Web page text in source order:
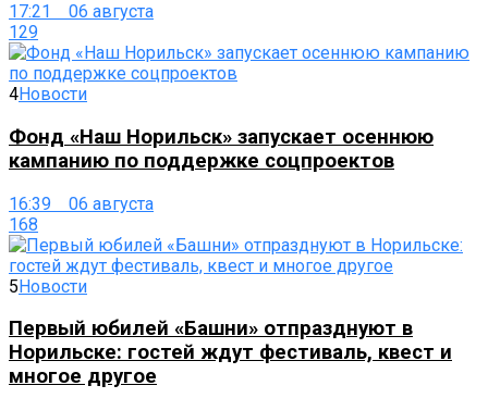
17:21 06 августа
129
4Новости
Фонд «Наш Норильск» запускает осеннюю
кампанию по поддержке соцпроектов
16:39 06 августа
168
5Новости
Первый юбилей «Башни» отпразднуют в
Норильске: гостей ждут фестиваль, квест и
многое другое